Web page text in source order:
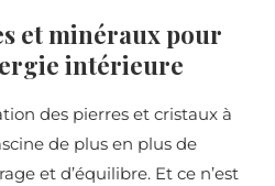
et minéraux pour
intérieure
des pierres et cristaux à
de plus en plus de
et d’équilibre. Et ce n’est